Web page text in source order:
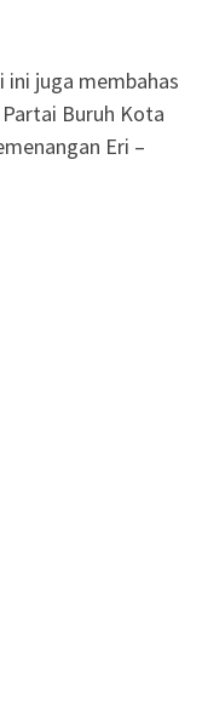
ini juga membahas
Buruh Kota
Eri –